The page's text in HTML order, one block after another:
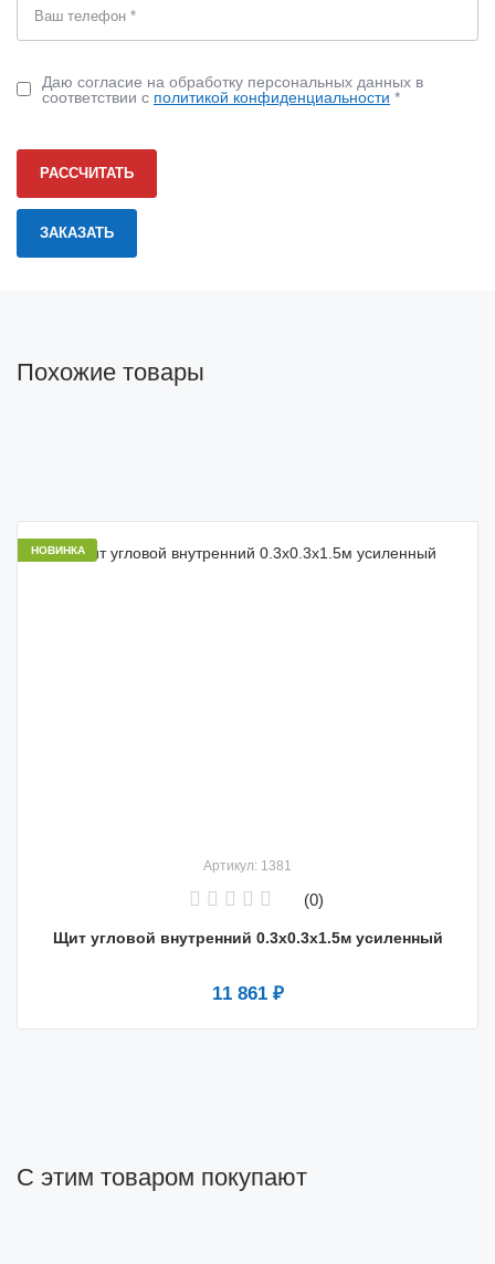
Даю согласие на обработку персональных данных в
соответствии с политикой конфиденциальности *
РАССЧИТАТЬ
Похожие товары
НОВИНКА
Артикул: 1381
(0)
Щит угловой внутренний 0.3х0.3х1.5м усиленный
11 861 ₽
С этим товаром покупают